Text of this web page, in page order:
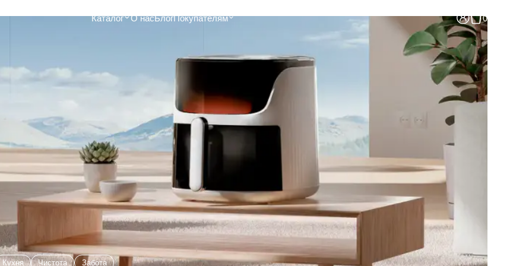
Каталог О насБлогПокупателям 0
SC-
uClean
Виброплатформа для похудения
3D c EMS токами и нагревом до
Виброплатформа uFit 2D
Standard
6 767 ₽
Виброплатформа uFit 2D Pro с
EMS токами
8 574 ₽
Кухня
Аэрогриль Luxhommè AirChef
Dual Pro (2 чаши)
15 835 ₽
Кофемашина Luxhommè
Аэрогриль Luxhommè AirChef
Кухня Чистота
Забота